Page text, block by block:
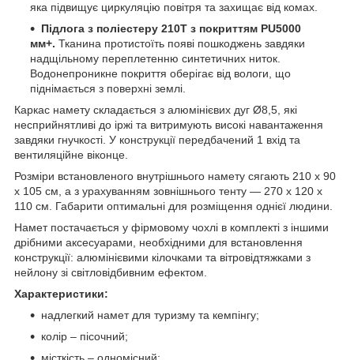
яка підвищує циркуляцію повітря та захищає від комах.
Підлога з поліестеру 210T з покриттям PU5000
мм+. Тканина протистоїть появі пошкоджень завдяки
надщільному переплетенню синтетичних ниток.
Водонепроникне покриття оберігає від вологи, що
піднімається з поверхні землі.
Каркас намету складається з алюмінієвих дуг Ø8,5, які
несприйнятливі до іржі та витримують високі навантаження
завдяки гнучкості. У конструкції передбачений 1 вхід та
вентиляційне віконце.
Розміри встановленого внутрішнього намету сягають 210 х 90
х 105 см, а з урахуванням зовнішнього тенту — 270 х 120 х
110 см. Габарити оптимальні для розміщення однієї людини.
Намет постачається у фірмовому чохлі в комплекті з іншими
дрібними аксесуарами, необхідними для встановлення
конструкції: алюмінієвими кілочками та вітровідтяжками з
нейлону зі світловідбивним ефектом.
Характеристики:
надлегкий намет для туризму та кемпінгу;
колір – пісочний;